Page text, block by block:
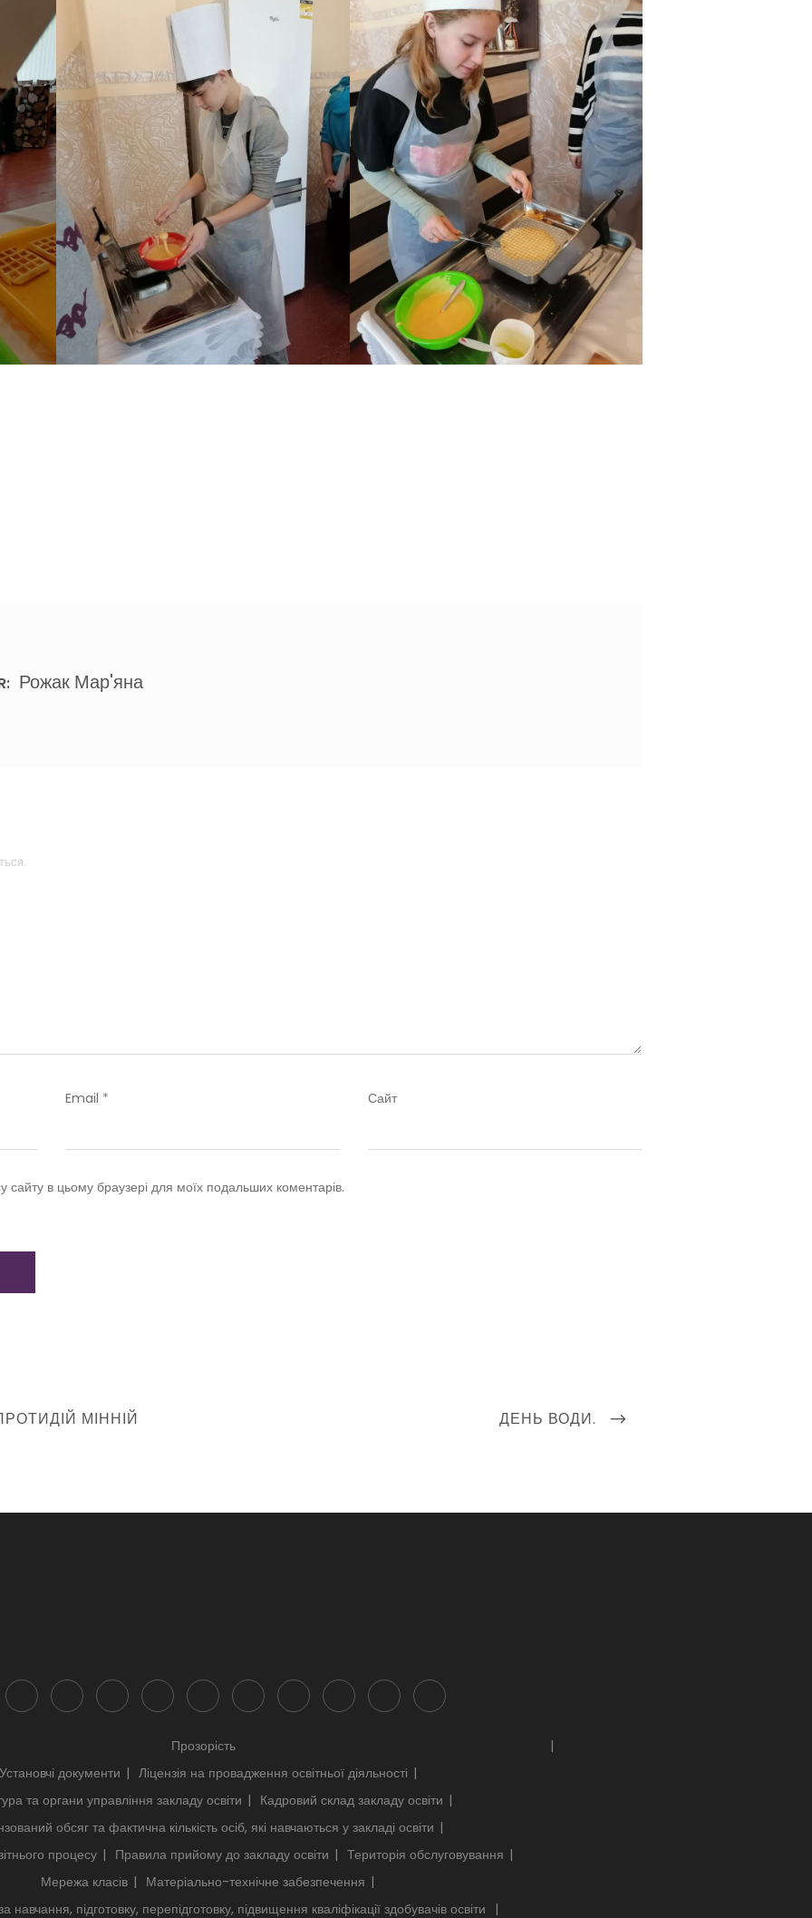
Рожак Мар'яна
Email * Сайт
в цьому браузері для моїх подальших коментарів.
МІННІЙ
NEXT
ДЕНЬ ВОДИ.
Прозорість
Установчі документи
Ліцензія на провадження освітньої діяльності
та органи управління закладу освіти
Кадровий склад закладу освіти
обсяг та фактична кількість осіб, які навчаються у закладі освіти
процесу
Правила прийому до закладу освіти
Територія обслуговування
Мережа класів
Матеріально-технічне забезпечення
навчання, підготовку, перепідготовку, підвищення кваліфікації здобувачів освіти